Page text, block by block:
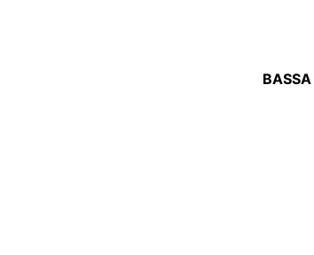
BASSA